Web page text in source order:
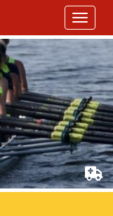
Toggle